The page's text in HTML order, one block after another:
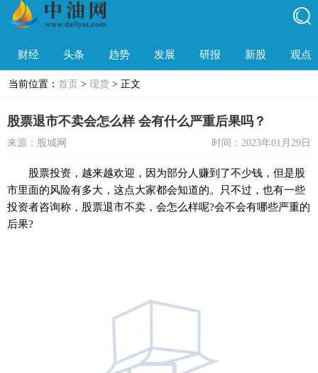
财经 头条 趋势 发展 研报 新股 观点
当前位置： 首页 > 现货 > 正文
股票退市不卖会怎么样 会有什么严重后果吗？
来源：股城网 时间：2023年01月29日
股票投资 ，越来越欢迎，因为部分人赚到了不少钱，但是股
市里面的风险有多大，这点大家都会知道的。只不过，也有一些
投资者咨询称， 股票退市不卖，会怎么样呢?会不会有哪些严重的
后果?